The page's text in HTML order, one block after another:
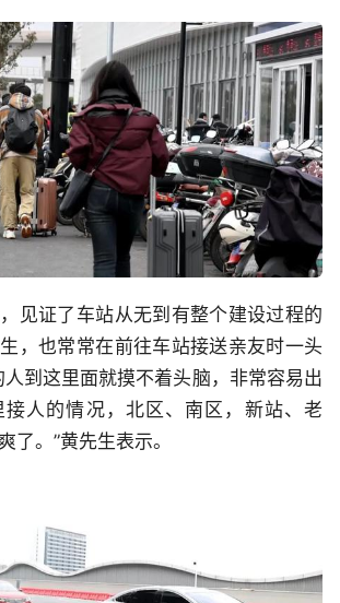
见证了车站从无到有整个建设过程的
，也常常在前往车站接送亲友时一头
人到这里面就摸不着头脑，非常容易出
人的情况，北区、南区，新站、老
了。”黄先生表示。